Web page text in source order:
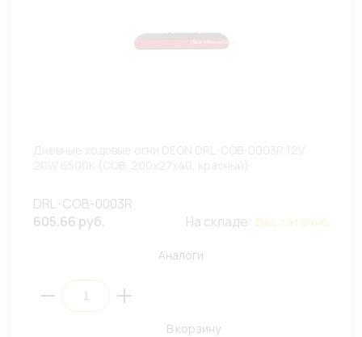
DRL-COB-0003R
605.66 руб.
На складе: Достаточно
Аналоги
В корзину